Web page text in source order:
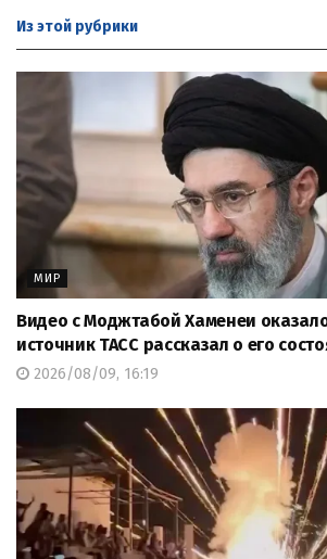
Из этой рубрики
МИР
Видео с Моджтабой Хаменеи
источник ТАСС рассказал о его
2026/08/09, 16:19